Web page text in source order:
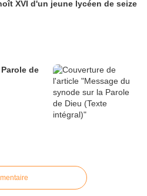
XVI d'un jeune lycéen de seize
de